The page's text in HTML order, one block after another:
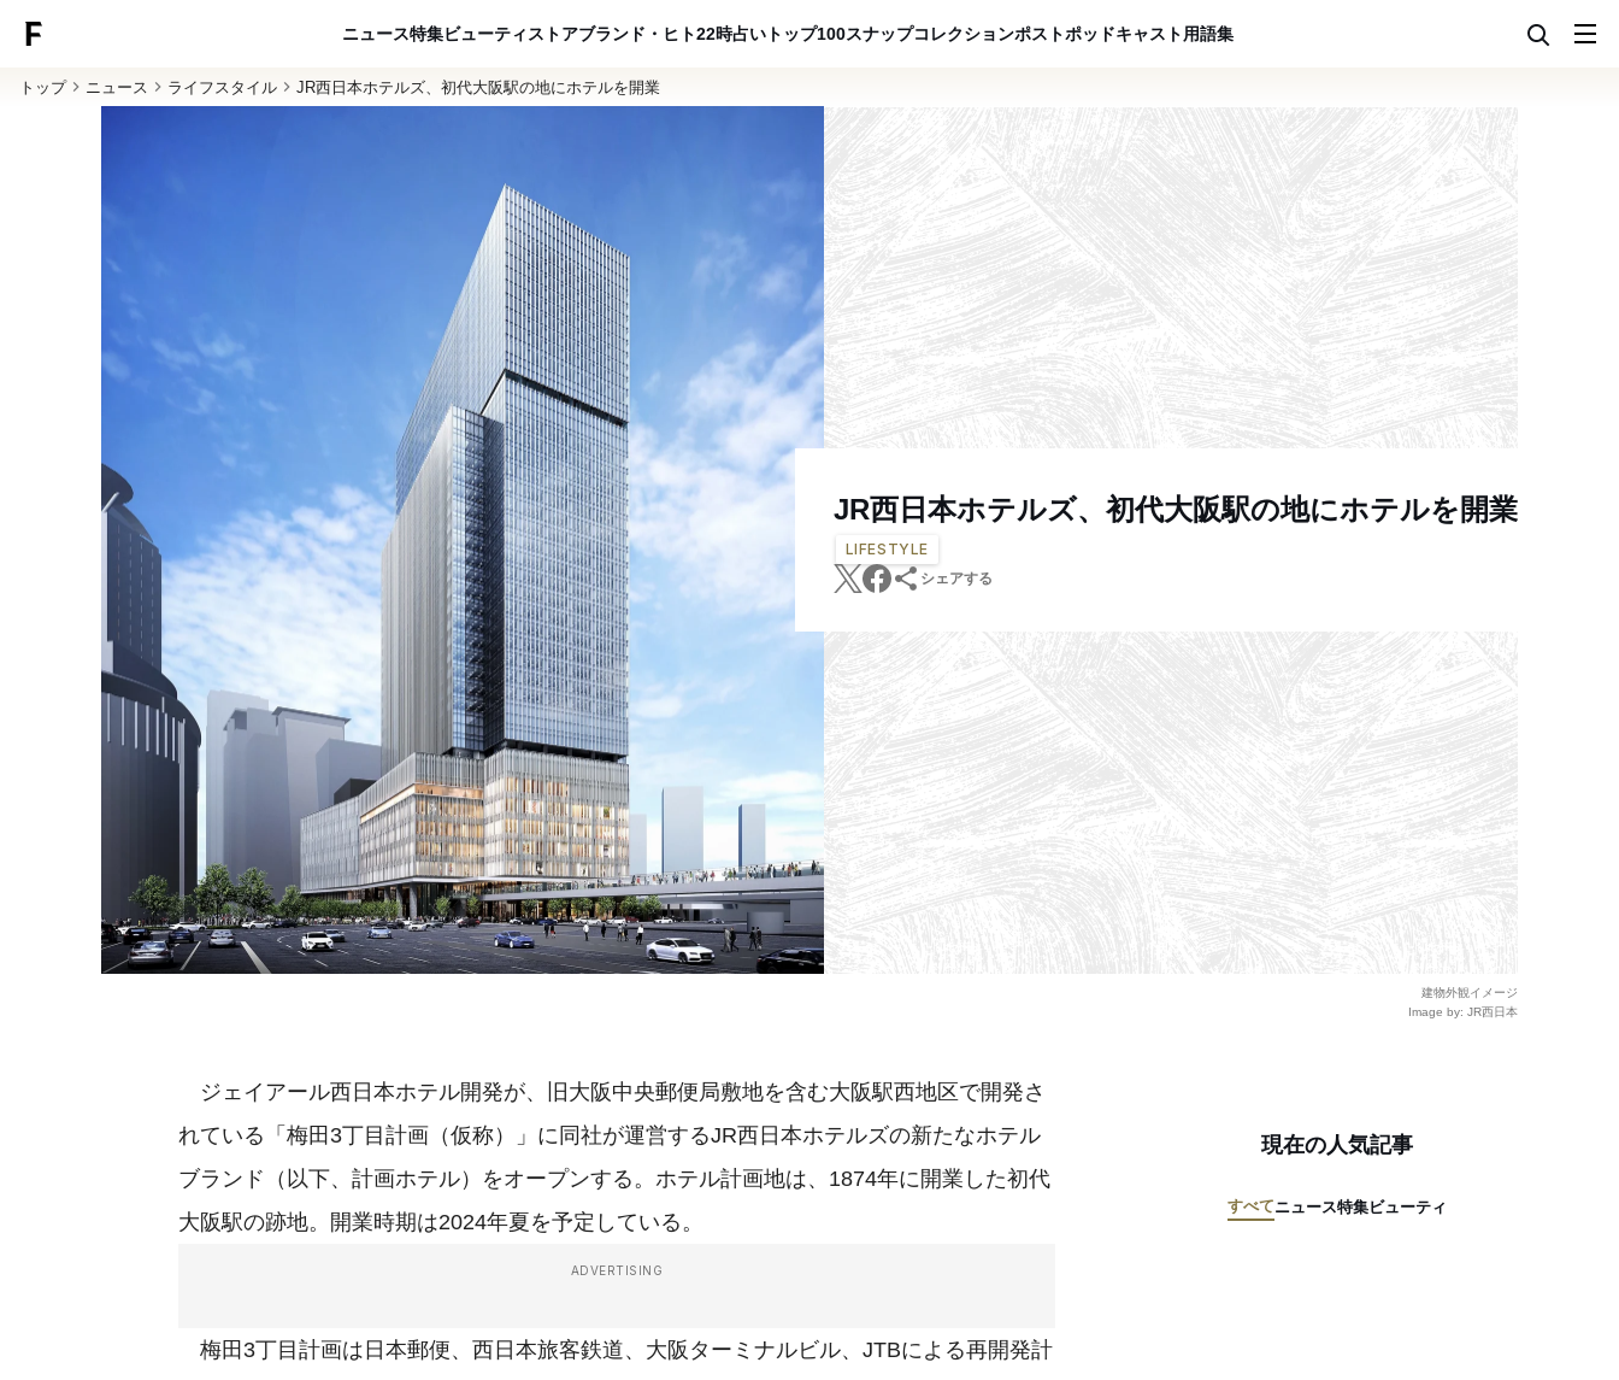
ニュース特集ビューティ ストアブランド・ヒト22時占い トップ100スナップコレクションポストポッドキャスト用語集
トップ ニュース ライフスタイル JR西日本ホテルズ、初代大阪駅の地にホテルを開業
JR西日本ホテルズ、初代大阪駅の地にホテルを開業
LIFESTYLE
シェアする
建物外観イメージ
Image by: JR西日本
ジェイアール西日本ホテル開発が、旧大阪中央郵便局敷地を含む大阪駅西地区で開発さ
れている「梅田3丁目計画（仮称）」に同社が運営するJR西日本ホテルズの新たなホテル
ブランド（以下、計画ホテル）をオープンする。ホテル計画地は、1874年に開業した初代
大阪駅の跡地。開業時期は2024年夏を予定している。
ADVERTISING
梅田3丁目計画は日本郵便、西日本旅客鉄道、大阪ターミナルビル、JTBによる再開発計
現在の人気記事
すべてニュース特集ビューティ